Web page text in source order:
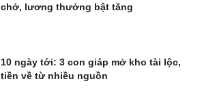
chở, lương thưởng bật tăng
10 ngày tới: 3 con giáp mở kho tài lộc,
tiền về từ nhiều nguồn